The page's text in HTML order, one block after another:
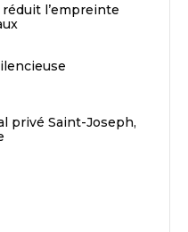
l’empreinte
privé Saint-Joseph,